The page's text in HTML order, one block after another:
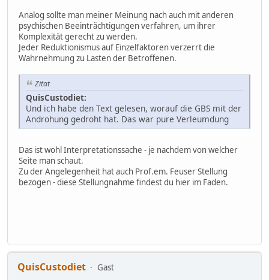
Analog sollte man meiner Meinung nach auch mit anderen
psychischen Beeinträchtigungen verfahren, um ihrer
Komplexität gerecht zu werden.
Jeder Reduktionismus auf Einzelfaktoren verzerrt die
Wahrnehmung zu Lasten der Betroffenen.
Zitat
QuisCustodiet:
Und ich habe den Text gelesen, worauf die GBS mit der
Androhung gedroht hat. Das war pure Verleumdung
Das ist wohl Interpretationssache - je nachdem von welcher
Seite man schaut.
Zu der Angelegenheit hat auch Prof.em. Feuser Stellung
bezogen - diese Stellungnahme findest du hier im Faden.
QuisCustodiet
Gast